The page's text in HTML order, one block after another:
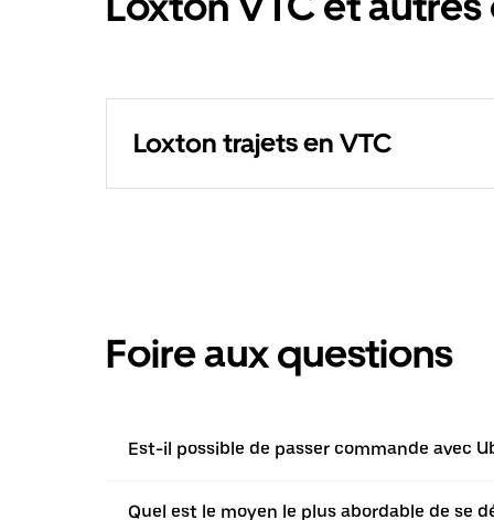
Loxton trajets en VTC
Foire aux questions
Est-il possible de passer commande avec
Quel est le moyen le plus abordable de se